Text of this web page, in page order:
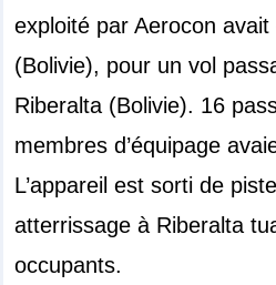
exploité par Aerocon avait
(Bolivie), pour un vol
Riberalta (Bolivie). 16
membres d’équipage
L’appareil est sorti de
atterrissage à Riberalta
occupants.